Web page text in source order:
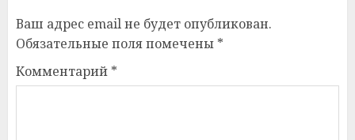
Ваш адрес email не будет опубликован.
Обязательные поля помечены *
Комментарий *